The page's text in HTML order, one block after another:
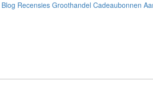
Blog Recensies Groothandel Cadeaubonnen